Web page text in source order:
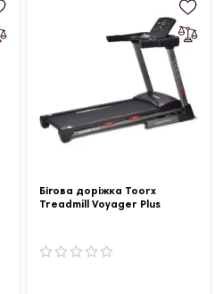
Бігова доріжка Toorx
Treadmill Voyager Plus